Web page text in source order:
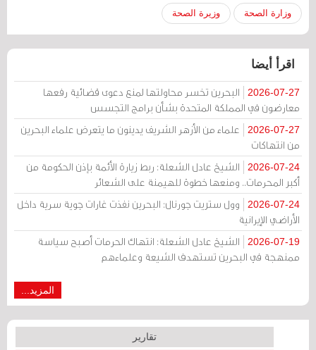
وزارة الصحة وزيرة الصحة
اقرأ أيضا
2026-07-27
البحرين تخسر محاولتها لمنع دعوى قضائية رفعها
معارضون في المملكة المتحدة بشأن برامج التجسس
2026-07-27
علماء من الأزهر الشريف يدينون ما يتعرض علماء البحرين
من انتهاكات
2026-07-24
الشيخ عادل الشعلة: ربط زيارة الأئمة بإذن الحكومة من
أكبر المحرمات.. ومنعها خطوة للهيمنة على الشعائر
2026-07-24
وول ستريت جورنال: البحرين نفذت غارات جوية سرية داخل
الأراضي الإيرانية
2026-07-19
الشيخ عادل الشعلة: انتهاك الحرمات أصبح سياسة
ممنهجة في البحرين تستهدف الشيعة وعلماءهم
المزيد...
تقارير